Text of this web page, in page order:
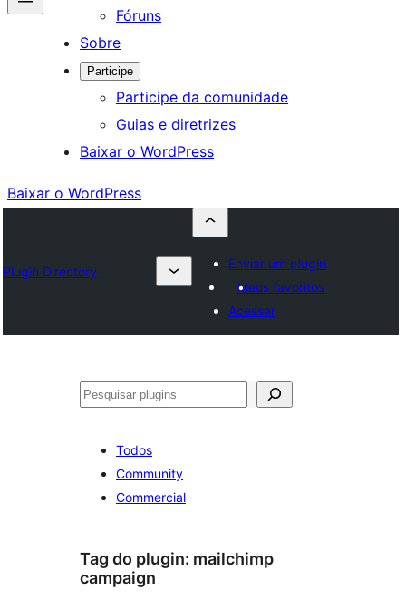
Fóruns
Sobre
Participe
Participe da comunidade
Guias e diretrizes
Baixar o WordPress
Baixar o WordPress
Plugin Directory
Enviar um plugin
Meus favoritos
Acessar
Pesquisar
Todos
Community
Commercial
Tag do plugin: mailchimp
campaign